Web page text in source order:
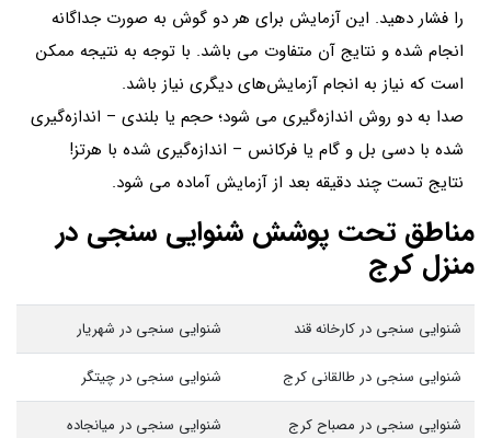
را فشار دهید. این آزمایش برای هر دو گوش به صورت جداگانه
انجام شده و نتایج آن متفاوت می باشد. با توجه به نتیجه ممکن
است که نیاز به انجام آزمایش‌های دیگری نیاز باشد.
صدا به دو روش اندازه‌گیری می شود؛ حجم یا بلندی – اندازه‌گیری
شده با دسی بل و گام یا فرکانس – اندازه‌گیری شده با هرتز!
نتایج تست چند دقیقه بعد از آزمایش آماده می شود.
مناطق تحت پوشش شنوایی سنجی در
منزل کرج
شنوایی سنجی در کارخانه قند شنوایی سنجی در شهریار
شنوایی سنجی در طالقانی کرج شنوایی سنجی در چیتگر
شنوایی سنجی در مصباح کرج شنوایی سنجی در میانجاده